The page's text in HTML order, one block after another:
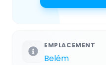
EMPLACEMENT
Belém